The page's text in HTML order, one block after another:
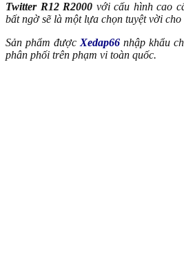
Twitter R12 R2000 với cấu hình cao
bất ngờ sẽ là một lựa chọn tuyệt vời cho
Sản phẩm đượcXedap66 nhập khẩu
phân phối trên phạm vi toàn quốc.